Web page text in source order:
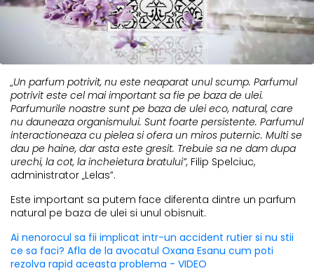
„Un parfum potrivit, nu este neaparat unul scump. Parfumul
potrivit este cel mai important sa fie pe baza de ulei.
Parfumurile noastre sunt pe baza de ulei eco, natural, care
nu dauneaza organismului. Sunt foarte persistente. Parfumul
interactioneaza cu pielea si ofera un miros puternic. Multi se
dau pe haine, dar asta este gresit. Trebuie sa ne dam dupa
urechi, la cot, la incheietura bratului”, Filip Spelciuc,
administrator „Lelas”.
Este important sa putem face diferenta dintre un parfum
natural pe baza de ulei si unul obisnuit.
Ai nenorocul sa fii implicat intr-un accident rutier si nu stii
ce sa faci? Afla de la avocatul Oxana Esanu cum poti
rezolva rapid aceasta problema - VIDEO